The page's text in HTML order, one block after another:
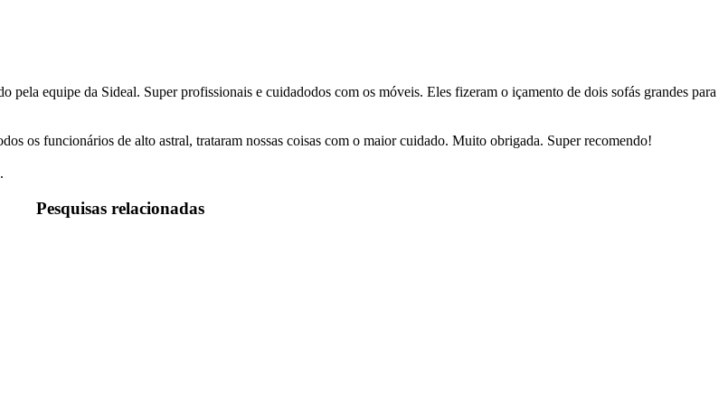
pela equipe da Sideal. Super profissionais e cuidadodos com os móveis. Eles fizeram o içamento de dois sofás grandes para
os funcionários de alto astral, trataram nossas coisas com o maior cuidado. Muito obrigada. Super recomendo!
Pesquisas relacionadas